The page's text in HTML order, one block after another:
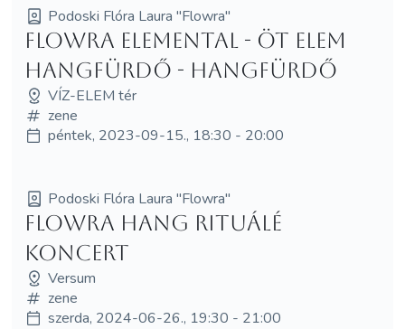
Podoski Flóra Laura "Flowra"
FLOWRA Elemental - Öt elem
hangfürdő - HANGFÜRDŐ
VÍZ-ELEM tér
zene
péntek, 2023-09-15., 18:30 - 20:00
Podoski Flóra Laura "Flowra"
Flowra Hang Rituálé
Koncert
Versum
zene
szerda, 2024-06-26., 19:30 - 21:00